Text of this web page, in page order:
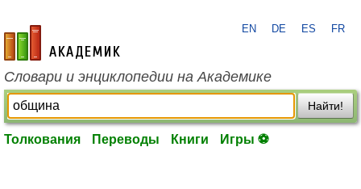
academic.ru
EN DE ES FR
Словари и энциклопедии на Академике
Найти!
Толкования Переводы Книги Игры ⚽